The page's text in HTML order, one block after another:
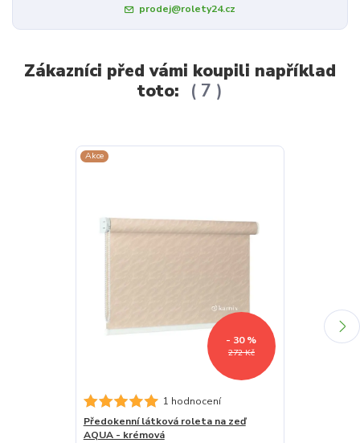
prodej@rolety24.cz
Zákazníci před vámi koupili například
toto:
7
Akce
272 Kč
- 30 %
1 hodnocení
Předokenní látková roleta na zeď
AQUA - krémová